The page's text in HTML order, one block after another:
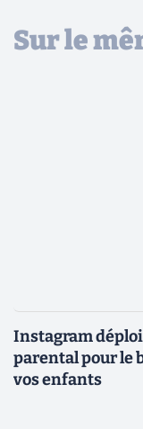
Sur le
Instagram
parental pour le
vos enfants